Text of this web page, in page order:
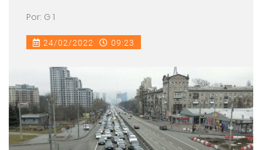
Por: G 1
24/02/2022 09:23